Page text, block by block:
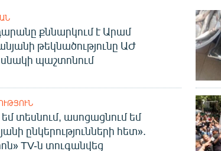
քննարկում է Արամ
թեկնածությունը ԱԺ
պաշտոնում
եմ տեսնում, ասոցացնում եմ
ընկերությունների հետ».
TV-ն տուգանվեց